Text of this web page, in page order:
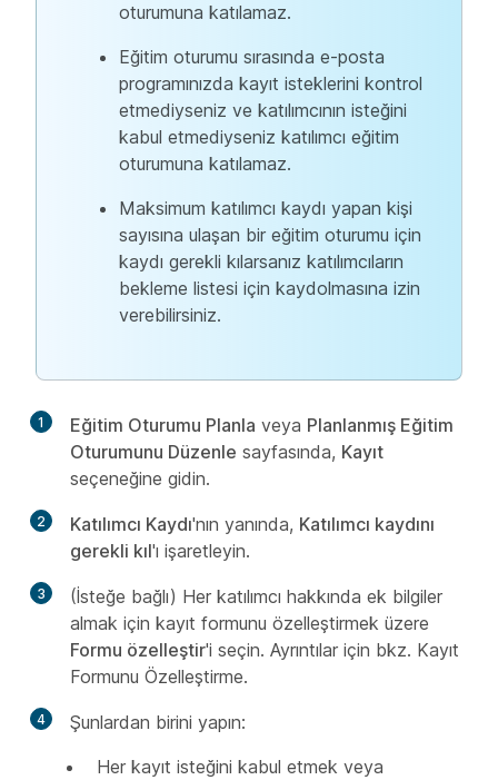
oturumuna katılamaz.
Eğitim oturumu sırasında e-posta
programınızda kayıt isteklerini kontrol
etmediyseniz ve katılımcının isteğini
kabul etmediyseniz katılımcı eğitim
oturumuna katılamaz.
Maksimum katılımcı kaydı yapan kişi
sayısına ulaşan bir eğitim oturumu için
kaydı gerekli kılarsanız katılımcıların
bekleme listesi için kaydolmasına izin
verebilirsiniz.
1 Eğitim Oturumu Planla veya Planlanmış Eğitim
Oturumunu Düzenle sayfasında, Kayıt
seçeneğine gidin.
2 Katılımcı Kaydı'nın yanında, Katılımcı kaydını
gerekli kıl'ı işaretleyin.
3
(İsteğe bağlı) Her katılımcı hakkında ek bilgiler
almak için kayıt formunu özelleştirmek üzere
Formu özelleştir'i seçin. Ayrıntılar için bkz. Kayıt
Formunu Özelleştirme.
4
Şunlardan birini yapın:
Her kayıt isteğini kabul etmek veya